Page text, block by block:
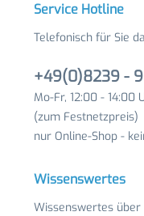
Service Hotline
Telefonisch für Sie
+49(0)8239 -
Mo-Fr, 12:00 - 14:00
(zum Festnetzpreis)
nur Online-Shop -
Wissenswertes
Wissenswertes